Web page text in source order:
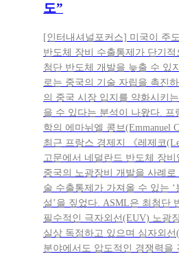
도”
[인터내셔널포커스] 미국이 주
반도체 장비 수출통제가 단기적
첨단 반도체 개발을 늦출 수 있
로는 중국의 기술 자립을 촉진
의 중국 시장 입지를 약화시키
을 수 있다는 분석이 나왔다. 프
학의 에마뉘엘 콩브(Emmanuel
최근 프랑스 경제지 《레제코
고문에서 네덜란드 반도체 장
중국의 노광장비 개발을 사례로
술 수출통제가 가져올 수 있는 ‘
설’을 짚었다. ASML은 최첨단
필수적인 극자외선(EUV) 노광
실상 독점하고 있으며 심자외선
분야에서도 압도적인 경쟁력을